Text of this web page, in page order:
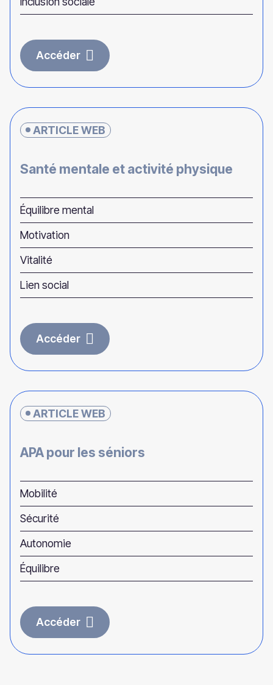
Accéder
ARTICLE WEB
Santé mentale et activité physique
Équilibre mental
Motivation
Vitalité
Lien social
Accéder
ARTICLE WEB
APA pour les séniors
Mobilité
Sécurité
Autonomie
Équilibre
Accéder